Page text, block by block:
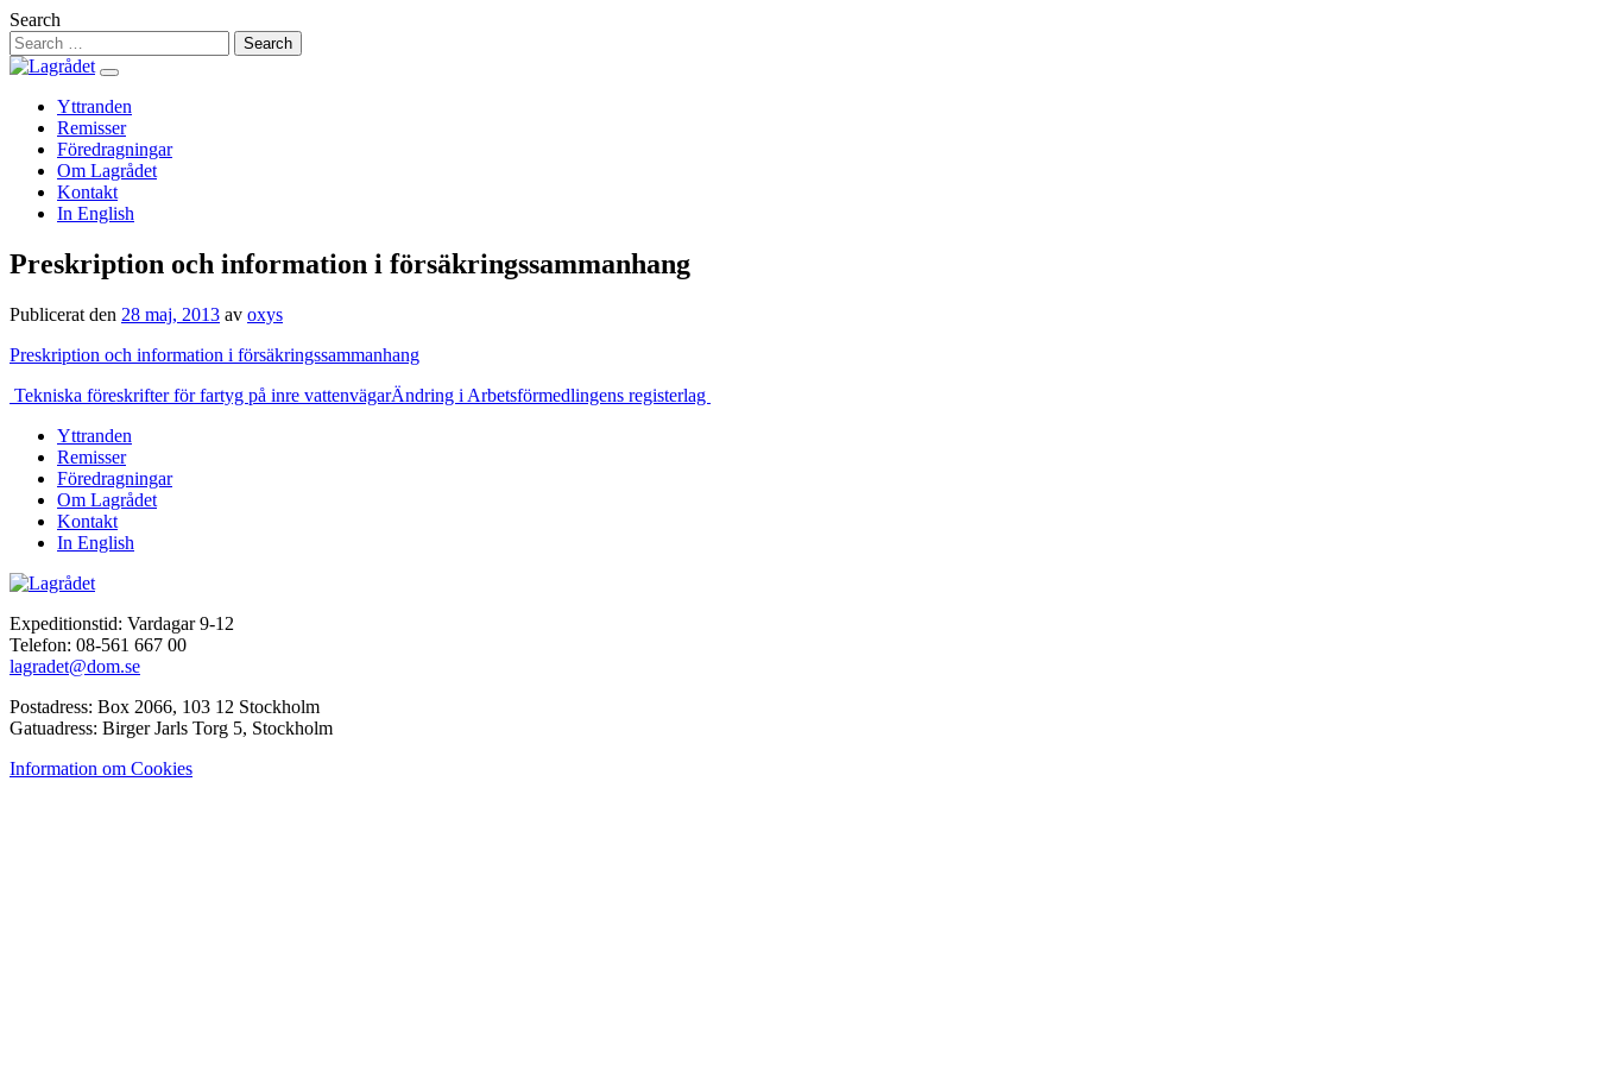
Hoppa
till
innehåll
Search
Yttranden
Remisser
Föredragningar
Om Lagrådet
Kontakt
In English
Preskription och information i försäkringssammanhang
Publicerat den 28 maj, 2013 av oxys
Preskription och information i försäkringssammanhang
Inläggsnavigering
Tekniska föreskrifter för fartyg på inre vattenvägarÄndring i Arbetsförmedlingens registerlag
Yttranden
Remisser
Föredragningar
Om Lagrådet
Kontakt
In English
Expeditionstid: Vardagar 9-12
Telefon: 08-561 667 00
lagradet@dom.se
Postadress: Box 2066, 103 12 Stockholm
Gatuadress: Birger Jarls Torg 5, Stockholm
Information om Cookies